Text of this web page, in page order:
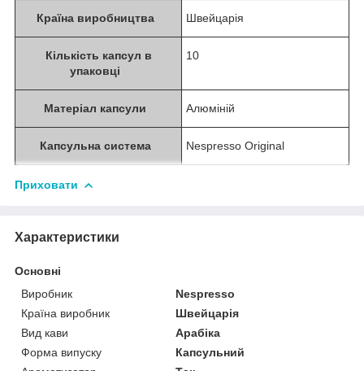
Країна виробництва Швейцарія
Кількість капсул в
упаковці
10
Матеріал капсули Алюміній
Капсульна система Nespresso Original
Приховати
Характеристики
Основні
Виробник
Nespresso
Країна виробник
Швейцарія
Вид кави
Арабіка
Форма випуску
Капсульний